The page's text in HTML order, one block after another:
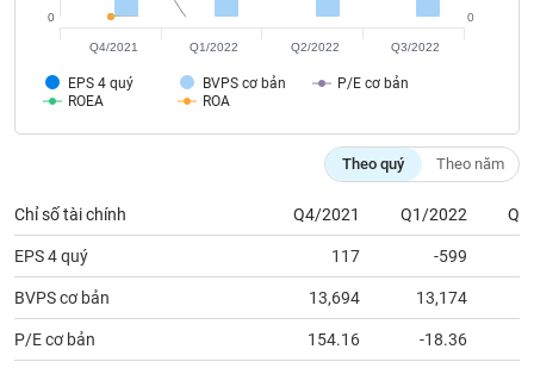
EPS 4 quý BVPS cơ bản
P/E cơ bản
ROEA
ROA
0 0
Q4/2021 Q1/2022 Q2/2022 Q3/2022
Theo quý Theo năm
Chỉ số tài chính Q4/2021 Q1/2022
EPS 4 quý 117 -599
BVPS cơ bản 13,694 13,174
P/E cơ bản 154.16 -18.36
Truyền
liệu
tài
chính